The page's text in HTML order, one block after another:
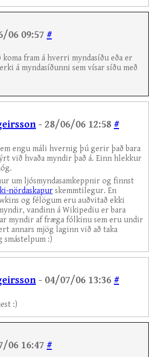
06 09:57 #
koma fram á hverri myndasíðu eða er
á myndasíðunni sem vísar síðu með
- 28/06/06 12:58 #
engu máli hvernig þú gerir það bara
við hvaða myndir það á. Einn hlekkur
um ljósmyndasamkeppnir og finnst
nördaskapur skemmtilegur. En
og félögum eru auðvitað ekki
vandinn á Wikipediu er bara
myndir af fræga fólkinu sem eru undir
annars mjög laginn við að taka
smástelpum :)
- 04/07/06 13:36 #
:)
06 16:47 #